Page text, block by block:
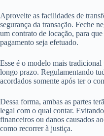
Aproveite as facilidades de
segurança da transação. Feche
um contrato de locação, para
pagamento seja efetuado.
Esse é o modelo mais
longo prazo. Regulamentando
acordados somente após ter o
Dessa forma, ambas as partes
legal com o qual contar.
financeiros ou danos causados
como recorrer à justiça.